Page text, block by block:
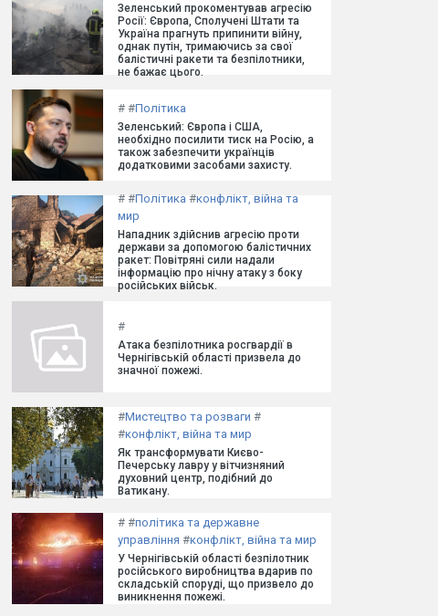
Зеленський прокоментував агресію
Росії: Європа, Сполучені Штати та
Україна прагнуть припинити війну,
однак путін, тримаючись за свої
балістичні ракети та безпілотники,
не бажає цього.
# #Політика
Зеленський: Європа і США,
необхідно посилити тиск на Росію, а
також забезпечити українців
додатковими засобами захисту.
# #Політика #конфлікт, війна та
мир
Нападник здійснив агресію проти
держави за допомогою балістичних
ракет: Повітряні сили надали
інформацію про нічну атаку з боку
російських військ.
#
Атака безпілотника росгвардії в
Чернігівській області призвела до
значної пожежі.
#Мистецтво та розваги #
#конфлікт, війна та мир
Як трансформувати Києво-
Печерську лавру у вітчизняний
духовний центр, подібний до
Ватикану.
# #політика та державне
управління #конфлікт, війна та мир
У Чернігівській області безпілотник
російського виробництва вдарив по
складській споруді, що призвело до
виникнення пожежі.